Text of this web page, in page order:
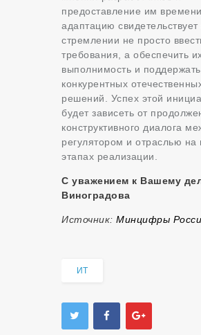
предоставление им
адаптацию свидетельствует
стремлении не просто
требования, а обеспечить
выполнимость и
конкурентных
решений. Успех этой
будет зависеть от
конструктивного диалога
регулятором и отраслью на
этапах реализации.
С уважением к Вашему
Виноградова
Источник: Минцифры
ИТ